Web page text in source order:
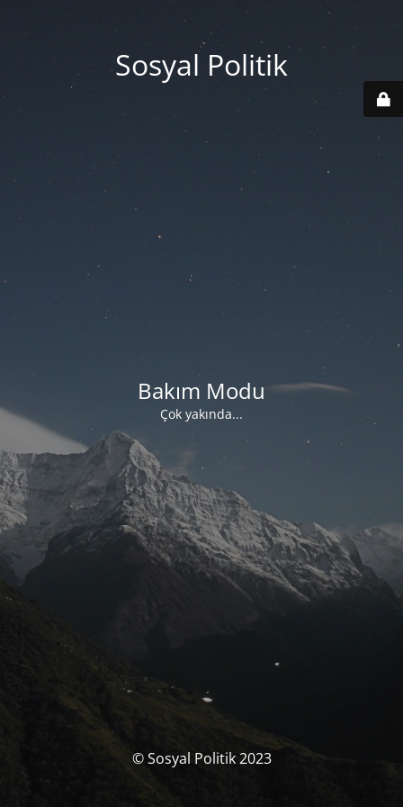
Sosyal Politik
Bakım Modu
Çok yakında...
© Sosyal Politik 2023